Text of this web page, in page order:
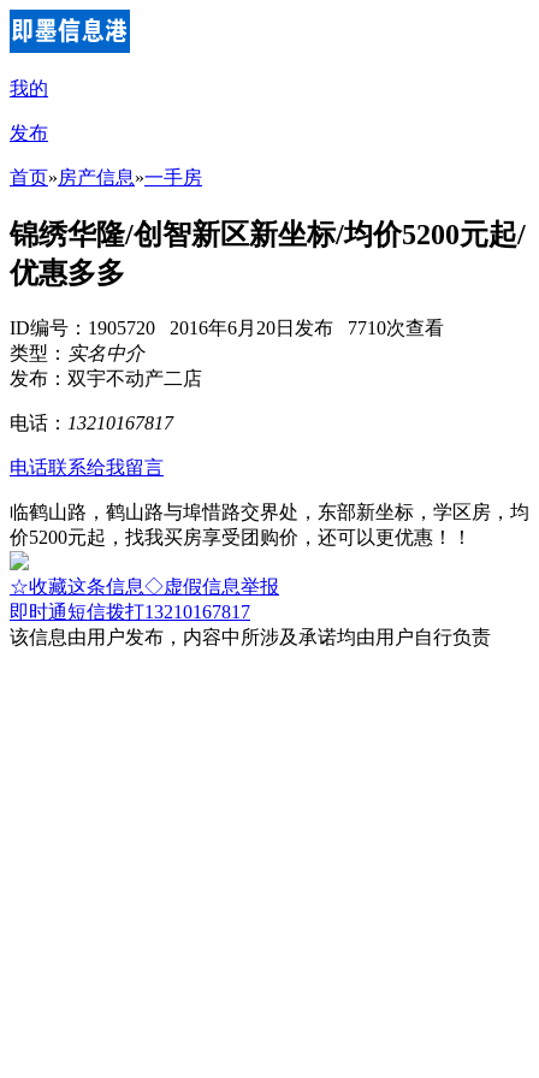
我的
发布
首页»房产信息»一手房
锦绣华隆/创智新区新坐标/均价5200元起/
优惠多多
ID编号：1905720 2016年6月20日发布 7710次查看
类型： 实名中介
发布：双宇不动产二店
电话： 13210167817
电话联系给我留言
临鹤山路，鹤山路与埠惜路交界处，东部新坐标，学区房，均
价5200元起，找我买房享受团购价，还可以更优惠！！
☆收藏这条信息◇虚假信息举报
即时通短信拨打13210167817
该信息由用户发布，内容中所涉及承诺均由用户自行负责